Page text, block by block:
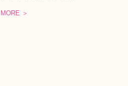
MORE ＞